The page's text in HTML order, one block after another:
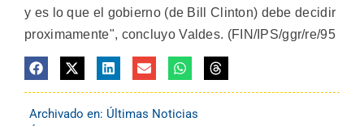
y es lo que el gobierno (de Bill Clinton) debe decidir
proximamente", concluyo Valdes. (FIN/IPS/ggr/re/95
Archivado en: Últimas Noticias